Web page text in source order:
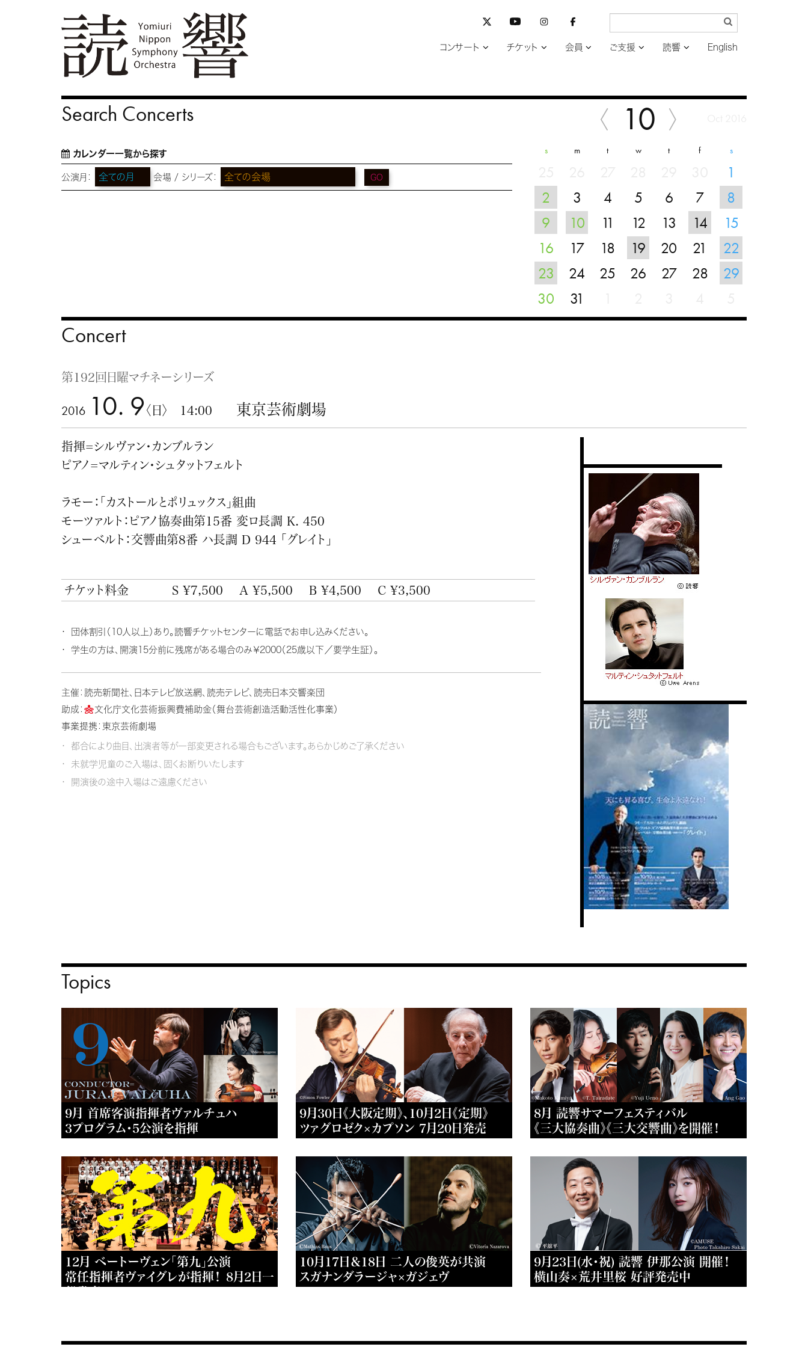
コンサート チケット 会員 ご支援 読響 English
Search Concerts
カレンダー一覧から探す
公演月： 会場 / シリーズ： GO
10
s m t w t f s
1
2
3 4 5 6 7
8
9
10 11 12 13 14
15
16
17 18 19 20 21
22
23
24 25 26 27 28
29
30
31
Concert
第192回日曜マチネーシリーズ
2016 10. 9 〈日〉 14:00 東京芸術劇場
指揮=シルヴァン・カンブルラン
ピアノ=マルティン・シュタットフェルト
ラモー：「カストールとポリュックス」組曲
モーツァルト：ピアノ協奏曲第15番 変ロ長調 K. 450
シューベルト：交響曲第8番 ハ長調 D 944 「グレイト」
チケット料金 S ¥7,500 A ¥5,500 B ¥4,500 C ¥3,500
団体割引（10人以上）あり。読響チケットセンターに電話でお申し込みください。
学生の方は、開演15分前に残席がある場合のみ￥2000（25歳以下／要学生証）。
主催：読売新聞社、日本テレビ放送網、読売テレビ、読売日本交響楽団
助成：
文化庁文化芸術振興費補助金（舞台芸術創造活動活性化事業）
事業提携：東京芸術劇場
都合により曲目、出演者等が一部変更される場合もございます。あらかじめご了承ください
未就学児童のご入場は、固くお断りいたします
開演後の途中入場はご遠慮ください
Topics
9月 首席客演指揮者ヴァルチュハ
3プログラム・5公演を指揮
9月30日《大阪定期》、10月2日《定期》
ツァグロゼク×カプソン 7月20日発売
8月 読響サマーフェスティバル
《三大協奏曲》《三大交響曲》を開催！
12月 ベートーヴェン「第九」公演
常任指揮者ヴァイグレが指揮！ 8月2日一
10月17日＆18日 二人の俊英が共演
スガナンダラージャ×ガジェヴ
9月23日(水・祝) 読響 伊那公演 開催！
横山奏×荒井里桜 好評発売中